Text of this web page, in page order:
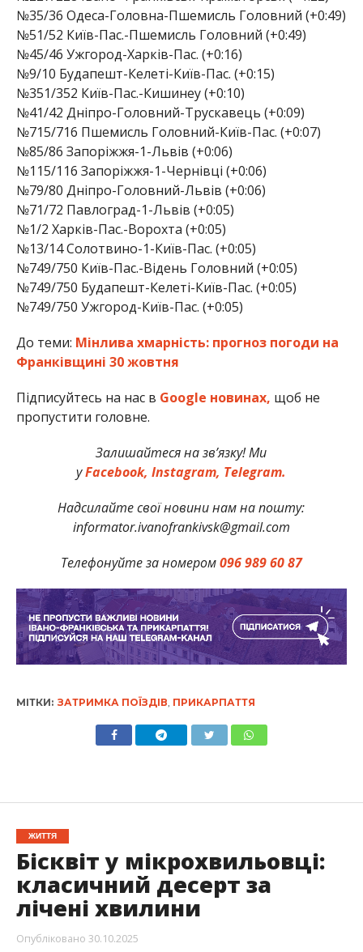
№35/36 Одеса-Головна-Пшемисль Головний (+0:49)
№51/52 Київ-Пас.-Пшемисль Головний (+0:49)
№45/46 Ужгород-Харків-Пас. (+0:16)
№9/10 Будапешт-Келеті-Київ-Пас. (+0:15)
№351/352 Київ-Пас.-Кишинеу (+0:10)
№41/42 Дніпро-Головний-Трускавець (+0:09)
№715/716 Пшемисль Головний-Київ-Пас. (+0:07)
№85/86 Запоріжжя-1-Львів (+0:06)
№115/116 Запоріжжя-1-Чернівці (+0:06)
№79/80 Дніпро-Головний-Львів (+0:06)
№71/72 Павлоград-1-Львів (+0:05)
№1/2 Харків-Пас.-Ворохта (+0:05)
№13/14 Солотвино-1-Київ-Пас. (+0:05)
№749/750 Київ-Пас.-Відень Головний (+0:05)
№749/750 Будапешт-Келеті-Київ-Пас. (+0:05)
№749/750 Ужгород-Київ-Пас. (+0:05)
До теми: Мінлива хмарність: прогноз погоди на
Франківщині 30 жовтня
Підписуйтесь на нас в Google новинах, щоб не
пропустити головне.
Залишайтеся на зв’язку! Ми
уFacebook, Instagram, Telegram.
Надсилайте свої новини нам на пошту:
informator.ivanofrankivsk@gmail.com
Телефонуйте за номером096 989 60 87
МІТКИ: ЗАТРИМКА ПОЇЗДІВ ПРИКАРПАТТЯ
ЖИТТЯ
Бісквіт у мікрохвильовці:
класичний десерт за
лічені хвилини
Опубліковано 30.10.2025